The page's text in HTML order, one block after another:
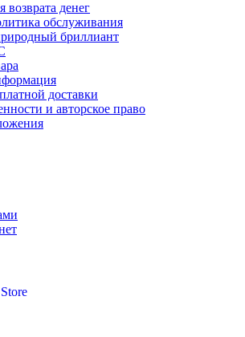
возврата денег
обслуживания
бриллиант
доставки
и авторское право